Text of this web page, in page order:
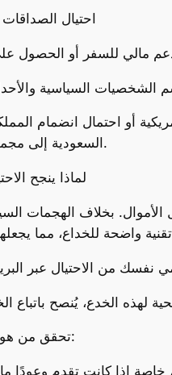
4. احتيال الصداقات
الشخصيات السياسية
السعودية إلى مجموعة البريكس.
لماذا ينجح
الأموال. بخلاف الهجمات
نفسك من الاحتيال عبر
1. تحقق من هوية المرسل: